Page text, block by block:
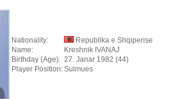
Nationality:
Republika e Shqiperise
Name:
Kreshnik IVANAJ
Birthday (Age): 27. Janar 1982 (44)
Player Position:Sulmues